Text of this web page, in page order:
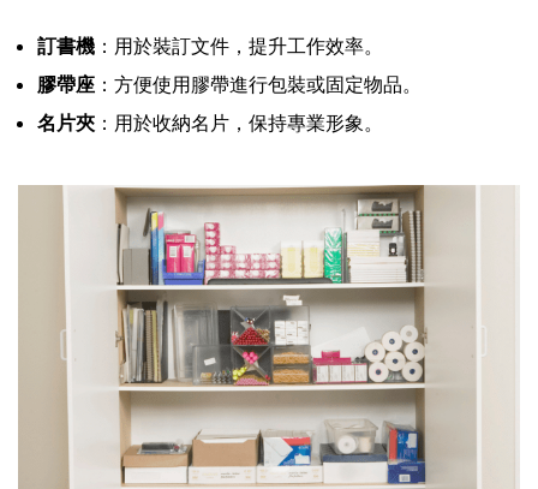
訂書機 ：用於裝訂文件，提升工作效率。
膠帶座 ：方便使用膠帶進行包裝或固定物品。
名片夾 ：用於收納名片，保持專業形象。